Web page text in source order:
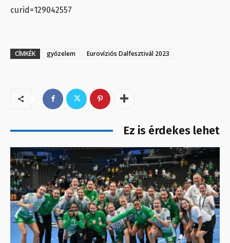
curid=129042557
CÍMKÉK győzelem Eurovíziós Dalfesztivál 2023
Ez is érdekes lehet